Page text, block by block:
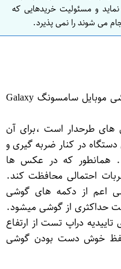
و مسئولیت خریدهایی که
می شوند را نمی پذیرد.
کاور مدل ZIGZAG مناسب برای گوشی موبایل سامسونگ Galaxy
طرحدار است ،برای آن
در کنار ضربه گیری و
همانطور که در عکس ها
احتمالی محافظت کند.
اعم از دکمه های گوشی
حداکثری از گوشی میشود.
دراپ تست از ارتفاع
خوش دست بودن گوشی